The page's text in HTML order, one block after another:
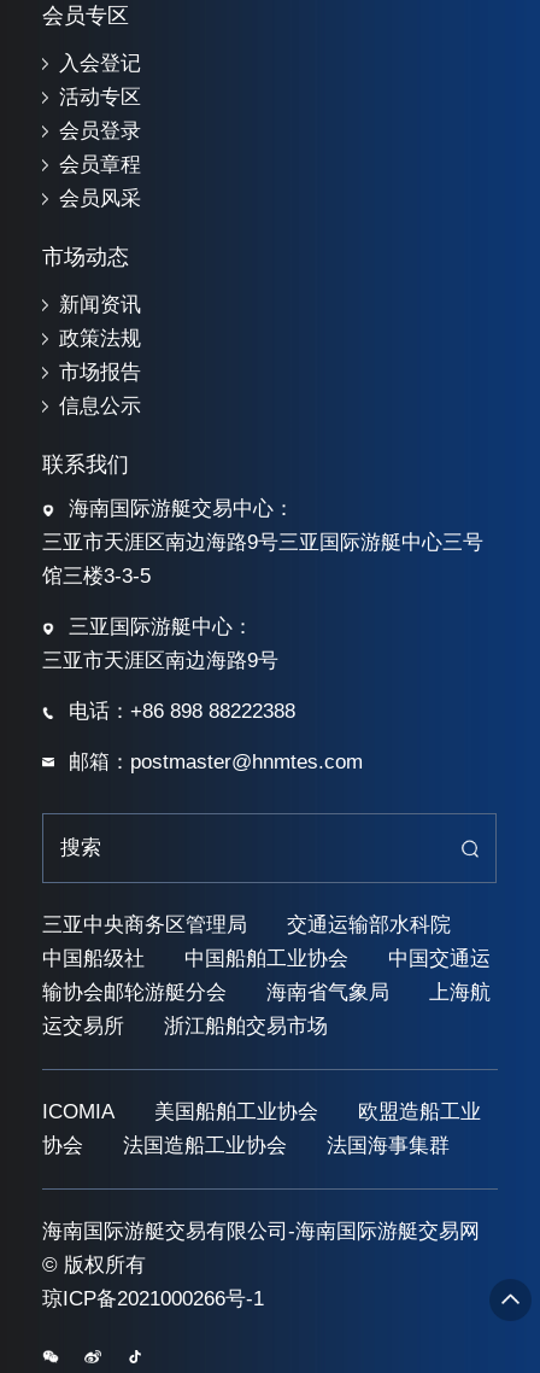
会员专区
入会登记
活动专区
会员登录
会员章程
会员风采
市场动态
新闻资讯
政策法规
市场报告
信息公示
联系我们
海南国际游艇交易中心：
三亚市天涯区南边海路9号三亚国际游艇中心三号
馆三楼3-3-5
三亚国际游艇中心：
三亚市天涯区南边海路9号
电话：+86 898 88222388
邮箱：postmaster@hnmtes.com
三亚中央商务区管理局
交通运输部水科院
中国船级社
中国船舶工业协会
中国交通运
输协会邮轮游艇分会
海南省气象局
上海航
运交易所
浙江船舶交易市场
ICOMIA 美国船舶工业协会
欧盟造船工业
协会
法国造船工业协会 法国海事集群
海南国际游艇交易有限公司-海南国际游艇交易网
© 版权所有
琼ICP备2021000266号-1